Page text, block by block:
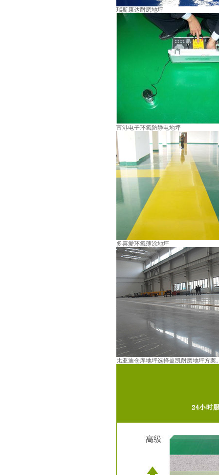
瑞斯康达耐磨地坪
富港电子环氧防静电地坪
多喜爱环氧薄涂地坪
比亚迪仓库地坪选择盈凯耐磨地坪方案